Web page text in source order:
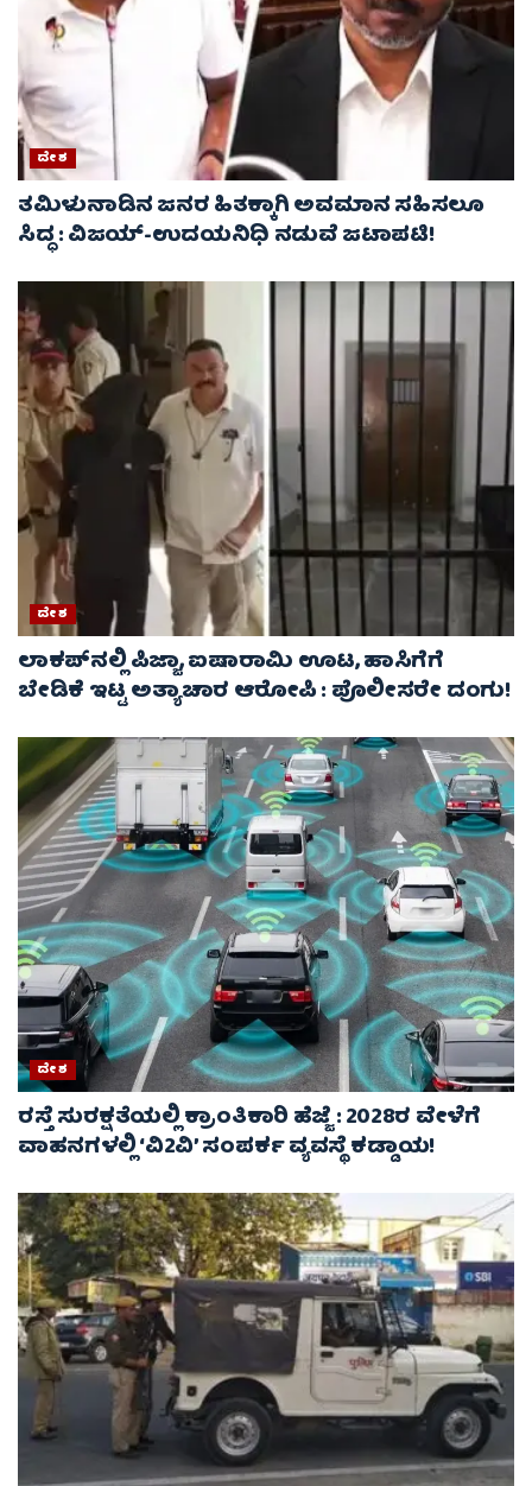
ದೇಶ
ತಮಿಳುನಾಡಿನ ಜನರ ಹಿತಕ್ಕಾಗಿ ಅವಮಾನ ಸಹಿಸಲೂ
ಸಿದ್ಧ : ವಿಜಯ್‌-ಉದಯನಿಧಿ ನಡುವೆ ಜಟಾಪಟಿ!
ದೇಶ
ಲಾಕಪ್‌ನಲ್ಲಿ ಪಿಜ್ಜಾ, ಐಷಾರಾಮಿ ಊಟ, ಹಾಸಿಗೆಗೆ
ಬೇಡಿಕೆ ಇಟ್ಟ ಅತ್ಯಾಚಾರ ಆರೋಪಿ : ಪೊಲೀಸರೇ ದಂಗು!
ದೇಶ
ರಸ್ತೆ ಸುರಕ್ಷತೆಯಲ್ಲಿ ಕ್ರಾಂತಿಕಾರಿ ಹೆಜ್ಜೆ : 2028ರ ವೇಳೆಗೆ
ವಾಹನಗಳಲ್ಲಿ ‘ವಿ2ವಿ’ ಸಂಪರ್ಕ ವ್ಯವಸ್ಥೆ ಕಡ್ಡಾಯ!